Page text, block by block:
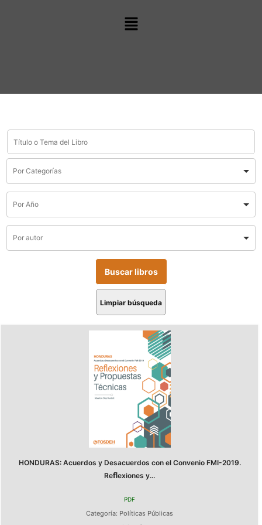
Limpiar búsqueda
HONDURAS: Acuerdos y Desacuerdos con el Convenio FMI-2019.
Reﬂexiones y...
PDF
Categoría: Políticas Públicas